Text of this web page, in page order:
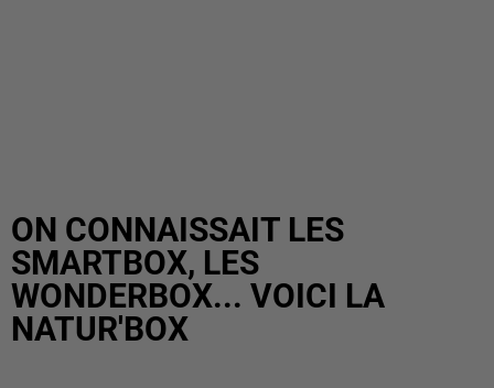
ON CONNAISSAIT LES
SMARTBOX, LES
WONDERBOX... VOICI LA
NATUR'BOX